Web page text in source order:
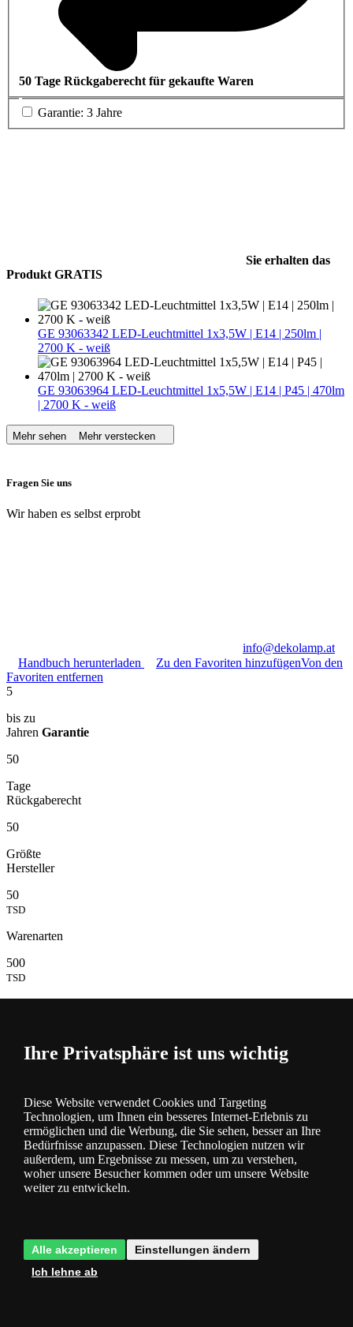
50 Tage Rückgaberecht für gekaufte Waren
Garantie: 3 Jahre
Sie erhalten das
Produkt GRATIS
GE 93063342 LED-Leuchtmittel 1x3,5W | E14 | 250lm |
2700 K - weiß
GE 93063964 LED-Leuchtmittel 1x5,5W | E14 | P45 | 470lm
| 2700 K - weiß
Mehr sehen Mehr verstecken
Fragen Sie uns
Wir haben es selbst erprobt
info@dekolamp.at
Handbuch herunterladen
Zu den Favoriten hinzufügenVon den
Favoriten entfernen
5
bis zu
Jahren Garantie
50
Tage
Rückgaberecht
50
Größte
Hersteller
50
TSD
Warenarten
500
TSD
Beschreibung
und Parameter
Ihre Privatsphäre ist uns wichtig
Diese Website verwendet Cookies und Targeting
Technologien, um Ihnen ein besseres Internet-Erlebnis zu
ermöglichen und die Werbung, die Sie sehen, besser an Ihre
Bedürfnisse anzupassen. Diese Technologien nutzen wir
außerdem, um Ergebnisse zu messen, um zu verstehen,
woher unsere Besucher kommen oder um unsere Website
weiter zu entwickeln.
Alle akzeptieren
Einstellungen ändern
Ich lehne ab